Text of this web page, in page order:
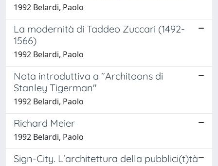
1992 Belardi, Paolo
La modernità di Taddeo Zuccari (1492-
1566)
1992 Belardi, Paolo
Nota introduttiva a "Architoons di
Stanley Tigerman"
1992 Belardi, Paolo
Richard Meier
1992 Belardi, Paolo
Sign-City. L'architettura della pubblici(t)tà